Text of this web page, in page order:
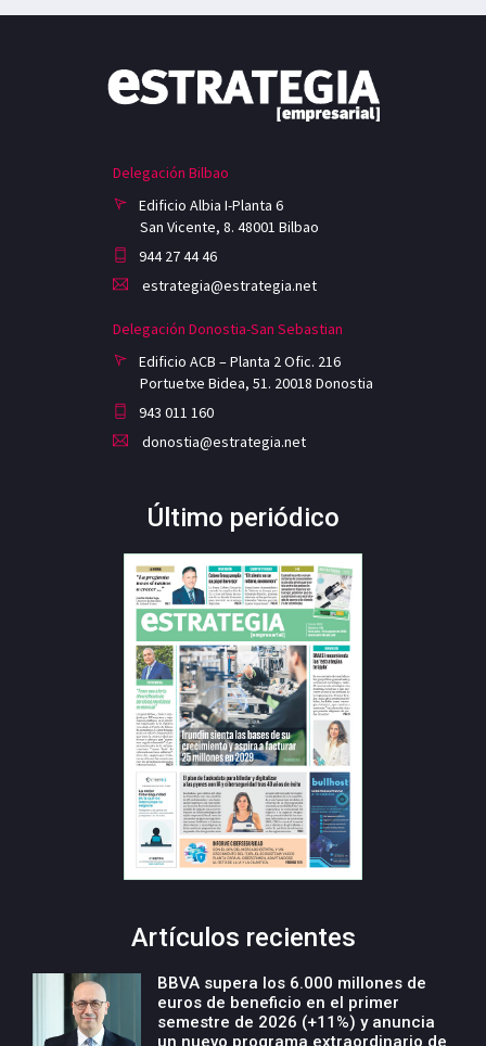
Delegación Bilbao
Edificio Albia I-Planta 6
San Vicente, 8. 48001 Bilbao
944 27 44 46
estrategia@estrategia.net
Delegación Donostia-San Sebastian
Edificio ACB – Planta 2 Ofic. 216
Portuetxe Bidea, 51. 20018 Donostia
943 011 160
donostia@estrategia.net
Último periódico
Artículos recientes
BBVA supera los 6.000 millones de
euros de beneficio en el primer
semestre de 2026 (+11%) y anuncia
un nuevo programa extraordinario de